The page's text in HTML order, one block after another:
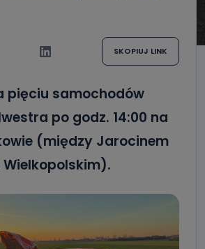
SKOPIUJ LINK
pięciu samochodów
po godz. 14:00 na
(między Jarocinem
Wielkopolskim).